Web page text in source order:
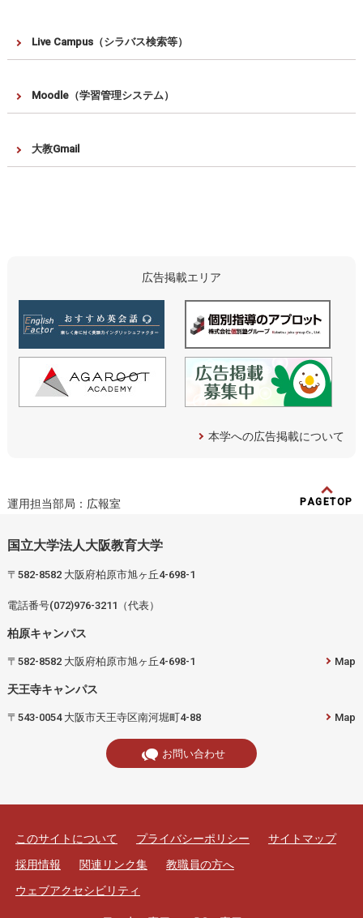
Live Campus（シラバス検索等）
Moodle（学習管理システム）
大教Gmail
広告掲載エリア
本学への広告掲載について
運用担当部局：広報室 PAGETOP
国立大学法人大阪教育大学
〒582-8582 大阪府柏原市旭ヶ丘4-698-1
電話番号(072)976-3211（代表）
柏原キャンパス
〒582-8582 大阪府柏原市旭ヶ丘4-698-1 Map
天王寺キャンパス
〒543-0054 大阪市天王寺区南河堀町4-88 Map
お問い合わせ
このサイトについて プライバシーポリシー
サイトマップ
採用情報
関連リンク集
教職員の方へ
ウェブアクセシビリティ